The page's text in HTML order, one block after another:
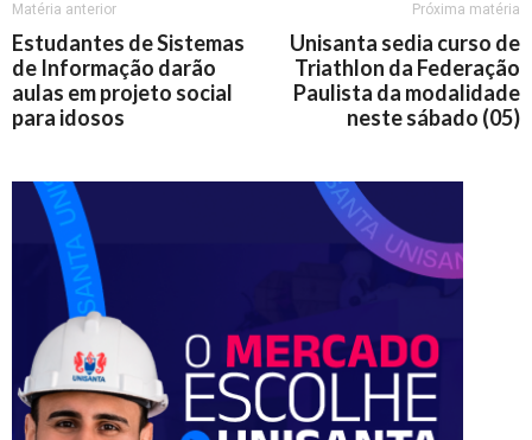
Matéria anterior
Estudantes de Sistemas
de Informação darão
aulas em projeto social
para idosos
Próxima matéria
Unisanta sedia curso de
Triathlon da Federação
Paulista da modalidade
neste sábado (05)